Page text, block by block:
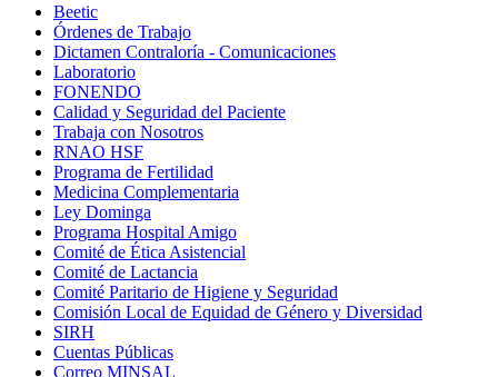
Beetic
Órdenes de Trabajo
Dictamen Contraloría - Comunicaciones
Laboratorio
FONENDO
Calidad y Seguridad del Paciente
Trabaja con Nosotros
RNAO HSF
Programa de Fertilidad
Medicina Complementaria
Ley Dominga
Programa Hospital Amigo
Comité de Ética Asistencial
Comité de Lactancia
Comité Paritario de Higiene y Seguridad
Comisión Local de Equidad de Género y Diversidad
SIRH
Cuentas Públicas
Correo MINSAL